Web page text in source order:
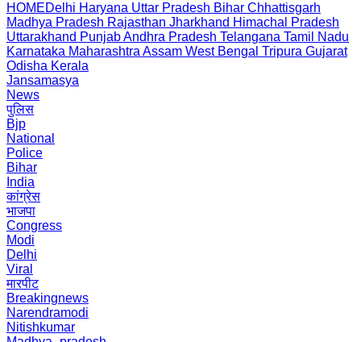
HOMEDelhi Haryana Uttar Pradesh Bihar Chhattisgarh
Madhya Pradesh Rajasthan Jharkhand Himachal Pradesh
Uttarakhand PunjabAndhra Pradesh Telangana Tamil Nadu
Karnataka Maharashtra Assam West Bengal Tripura Gujarat
Odisha Kerala
Jansamasya
News
पुलिस
Bjp
National
Police
Bihar
India
कांग्रेस
भाजपा
Congress
Modi
Delhi
Viral
मारपीट
Breakingnews
Narendramodi
Nitishkumar